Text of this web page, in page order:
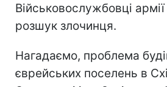
Військовослужбовці
розшук злочинця.
Нагадаємо, проблема
єврейських поселень в